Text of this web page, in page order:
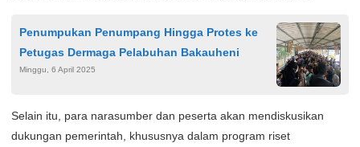
Penumpukan Penumpang Hingga Protes ke
Petugas Dermaga Pelabuhan Bakauheni
Minggu, 6 April 2025
Selain itu, para narasumber dan peserta akan mendiskusikan
dukungan pemerintah, khususnya dalam program riset